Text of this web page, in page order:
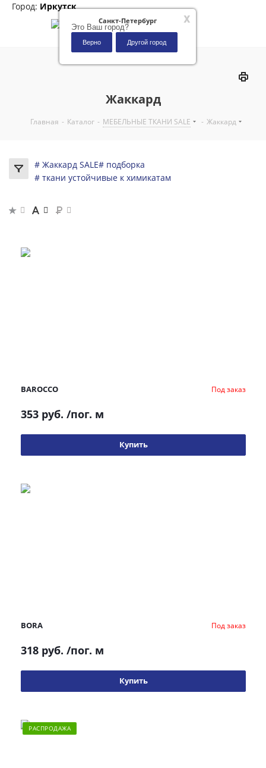
x
Санкт-Петербург
Это Ваш город?
Верно Другой город
Город: Иркутск
Жаккард
Главная - Каталог - МЕБЕЛЬНЫЕ ТКАНИ SALE - Жаккард
# Жаккард SALE# подборка
# ткани устойчивые к химикатам
BAROCCO Под заказ
353 руб. /пог. м
Купить
BORA Под заказ
318 руб. /пог. м
Купить
РАСПРОДАЖА